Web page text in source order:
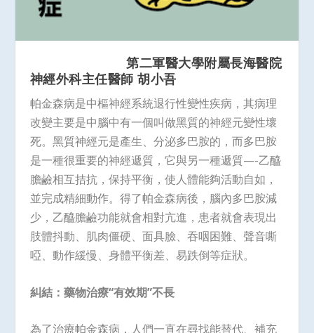
第二軍醫大學附屬長海醫院
神經外科主任醫師 胡小吾
帕金森病是中樞神經系統退行性變性疾病，其病理
改變主要是中腦中有一個叫做黑質的神經元變性壞
死。黑質神經元是產生、分泌多巴胺的，而多巴胺
是一種很重要的神經遞質，它與另一種遞質—-乙醯
膽鹼相互拮抗，保持平衡，使人體能夠活動自如，
並完成精細動作。得了帕金森病後，腦內多巴胺減
少，乙醯膽鹼功能就會相對亢進，患者就會表現出
肢體抖動、肌肉僵硬、面具臉、吞咽困難、聲音嘶
啞、動作緩慢、身體平衡差、易跌倒等症狀。
糾結：藥物治療“有效期”不長
為了治療帕金森病，人們一直在尋找能替代、補充